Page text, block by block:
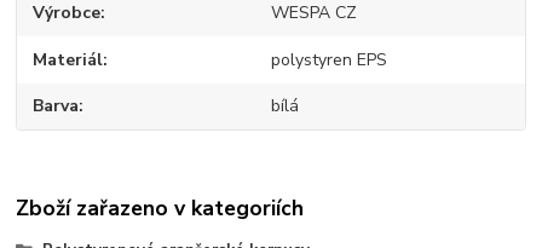
Výrobce WESPA CZ
Materiál polystyren EPS
Barva bílá
Zboží zařazeno v kategoriích